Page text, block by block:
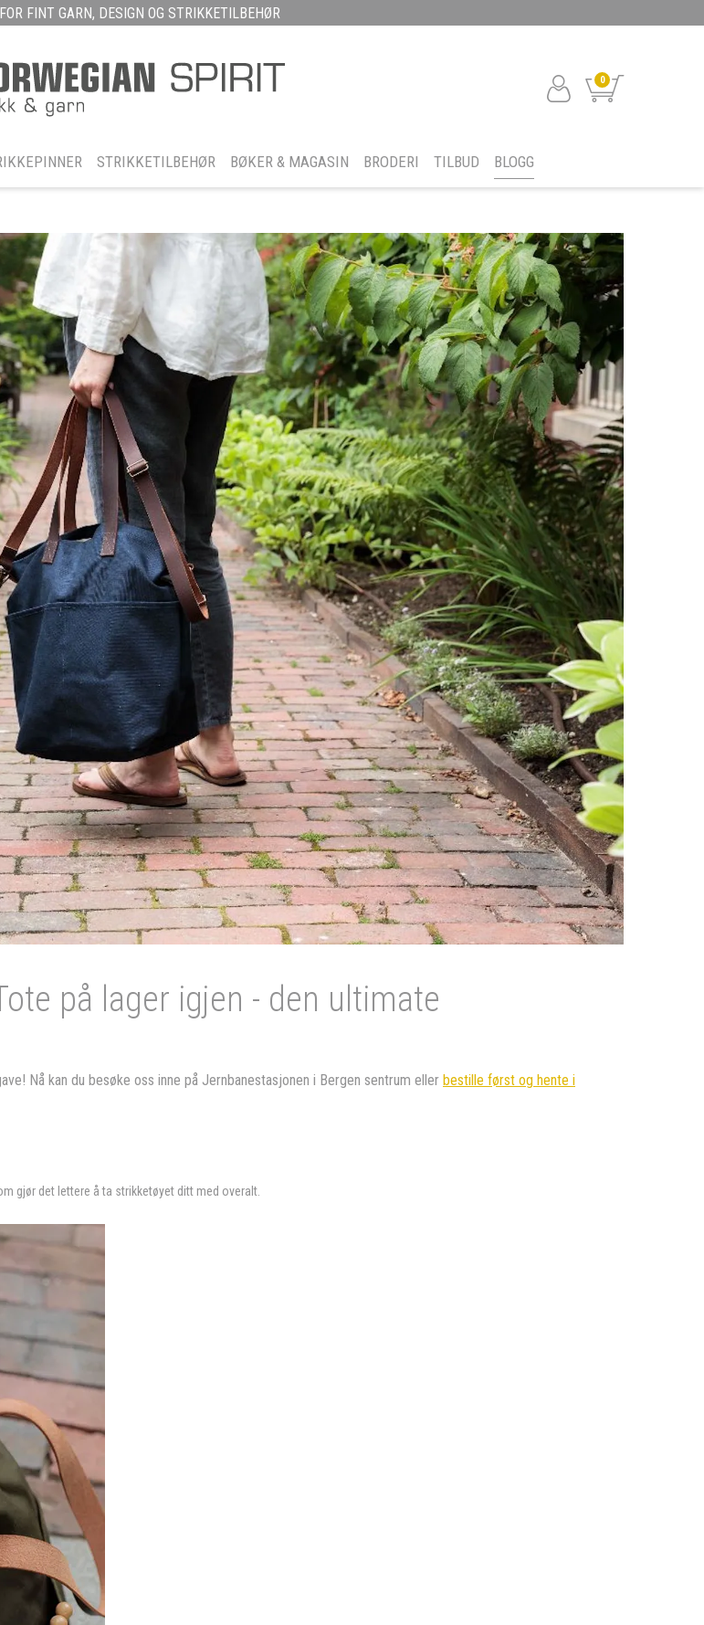
FINT GARN, DESIGN OG STRIKKETILBEHØR
0
STRIKKETILBEHØR BØKER & MAGASIN BRODERI TILBUD BLOGG
på lager igjen - den ultimate
Nå kan du besøke oss inne på Jernbanestasjonen i Bergen sentrum eller bestille først og hente i
gjør det lettere å ta strikketøyet ditt med overalt.